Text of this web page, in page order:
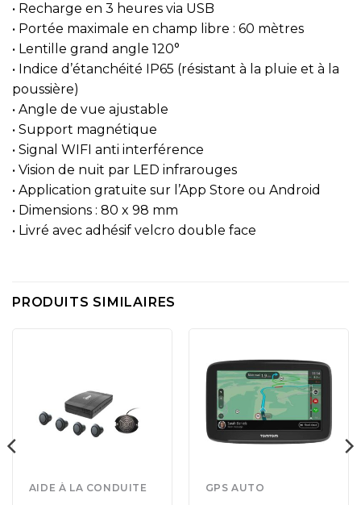
• Recharge en 3 heures via USB
• Portée maximale en champ libre : 60 mètres
• Lentille grand angle 120°
• Indice d’étanchéité IP65 (résistant à la pluie et à la
poussière)
• Angle de vue ajustable
• Support magnétique
• Signal WIFI anti interférence
• Vision de nuit par LED infrarouges
• Application gratuite sur l’App Store ou Android
• Dimensions : 80 x 98 mm
• Livré avec adhésif velcro double face
PRODUITS SIMILAIRES
AIDE À LA CONDUITE GPS AUTO